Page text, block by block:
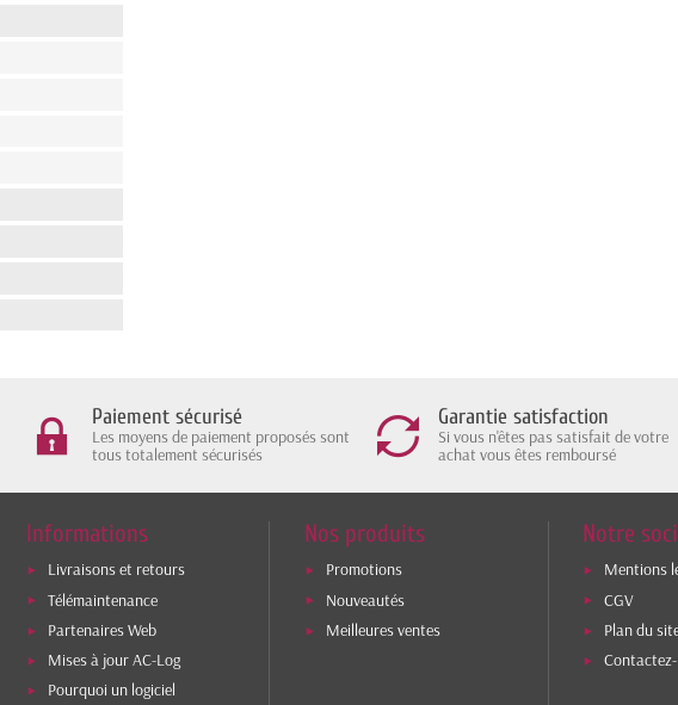
Paiement sécurisé
Les moyens de paiement proposés sont
tous totalement sécurisés
Garantie satisfaction
Si vous n'êtes pas satisfait de votre
achat vous êtes remboursé
Informations
Livraisons et retours
Télémaintenance
Partenaires Web
Mises à jour AC-Log
Pourquoi un logiciel
Nos produits
Promotions
Nouveautés
Meilleures ventes
Notre
Mentions
CGV
Plan du